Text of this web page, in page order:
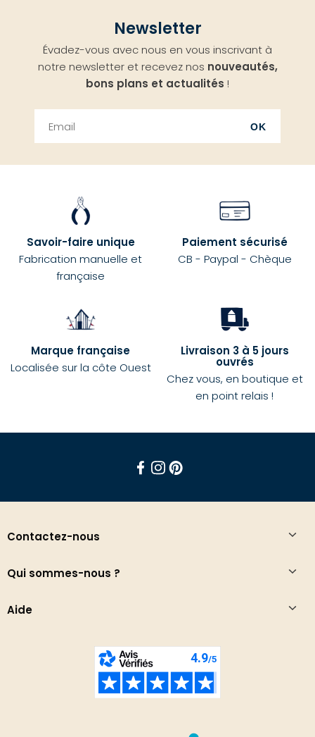
Newsletter
Évadez-vous avec nous en vous inscrivant à
notre newsletter et recevez nos nouveautés,
bons plans et actualités !
OK
Savoir-faire unique
Fabrication manuelle et
française
Paiement sécurisé
CB - Paypal - Chèque
Marque française
Localisée sur la côte Ouest
Livraison 3 à 5 jours
ouvrés
Chez vous, en boutique et
en point relais !
Contactez-nous
Qui sommes-nous ?
Aide